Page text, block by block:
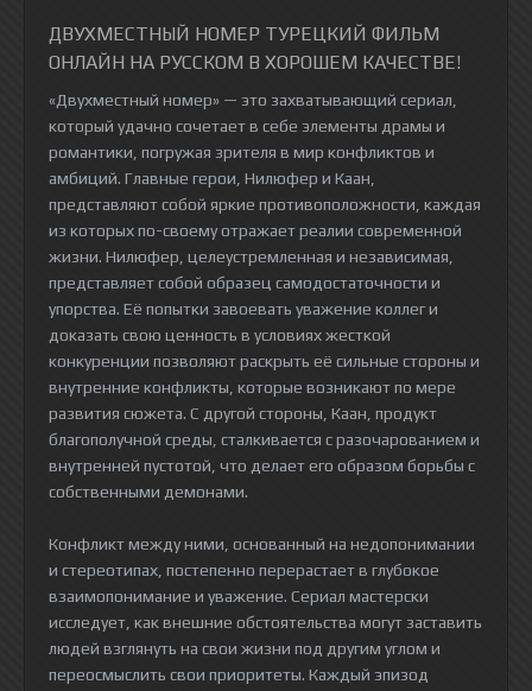
ДВУХМЕСТНЫЙ НОМЕР ТУРЕЦКИЙ ФИЛЬМ
ОНЛАЙН НА РУССКОМ В ХОРОШЕМ КАЧЕСТВЕ!
«Двухместный номер» — это захватывающий сериал,
который удачно сочетает в себе элементы драмы и
романтики, погружая зрителя в мир конфликтов и
амбиций. Главные герои, Нилюфер и Каан,
представляют собой яркие противоположности, каждая
из которых по-своему отражает реалии современной
жизни. Нилюфер, целеустремленная и независимая,
представляет собой образец самодостаточности и
упорства. Её попытки завоевать уважение коллег и
доказать свою ценность в условиях жесткой
конкуренции позволяют раскрыть её сильные стороны и
внутренние конфликты, которые возникают по мере
развития сюжета. С другой стороны, Каан, продукт
благополучной среды, сталкивается с разочарованием и
внутренней пустотой, что делает его образом борьбы с
собственными демонами.
Конфликт между ними, основанный на недопонимании
и стереотипах, постепенно перерастает в глубокое
взаимопонимание и уважение. Сериал мастерски
исследует, как внешние обстоятельства могут заставить
людей взглянуть на свои жизни под другим углом и
переосмыслить свои приоритеты. Каждый эпизод